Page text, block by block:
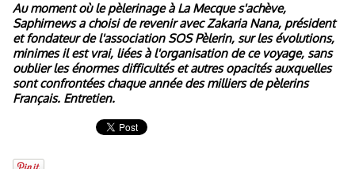
Au moment où le pèlerinage à La Mecque s'achève,
Saphirnews a choisi de revenir avec Zakaria Nana, président
et fondateur de l'association SOS Pèlerin, sur les évolutions,
minimes il est vrai, liées à l'organisation de ce voyage, sans
oublier les énormes difficultés et autres opacités auxquelles
sont confrontées chaque année des milliers de pèlerins
Français. Entretien.